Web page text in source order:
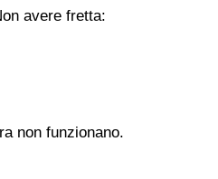
avere fretta:
non funzionano.